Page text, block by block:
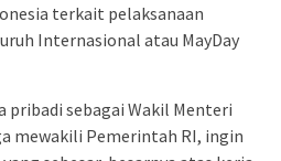
terkait pelaksanaan
Internasional atau MayDay
pribadi sebagai Wakil Menteri
mewakili Pemerintah RI, ingin